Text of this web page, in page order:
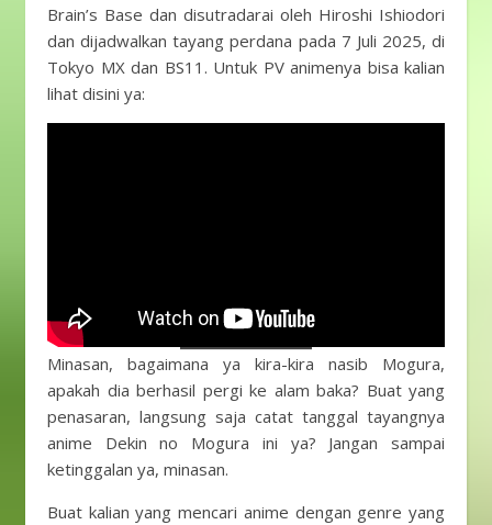
Brain’s Base dan disutradarai oleh Hiroshi Ishiodori
dan dijadwalkan tayang perdana pada 7 Juli 2025, di
Tokyo MX dan BS11. Untuk PV animenya bisa kalian
lihat disini ya:
Minasan, bagaimana ya kira-kira nasib Mogura,
apakah dia berhasil pergi ke alam baka? Buat yang
penasaran, langsung saja catat tanggal tayangnya
anime Dekin no Mogura ini ya? Jangan sampai
ketinggalan ya, minasan.
Buat kalian yang mencari anime dengan genre yang